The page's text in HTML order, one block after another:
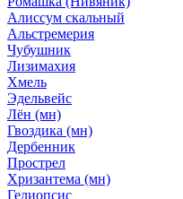
Алиссум скальный
Альстремерия
Чубушник
Лизимахия
Хмель
Эдельвейс
Лён (мн)
Гвоздика (мн)
Дербенник
Прострел
Хризантема (мн)
Гелиопсис